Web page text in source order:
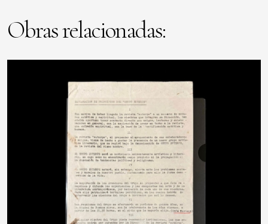
Obras relacionadas: